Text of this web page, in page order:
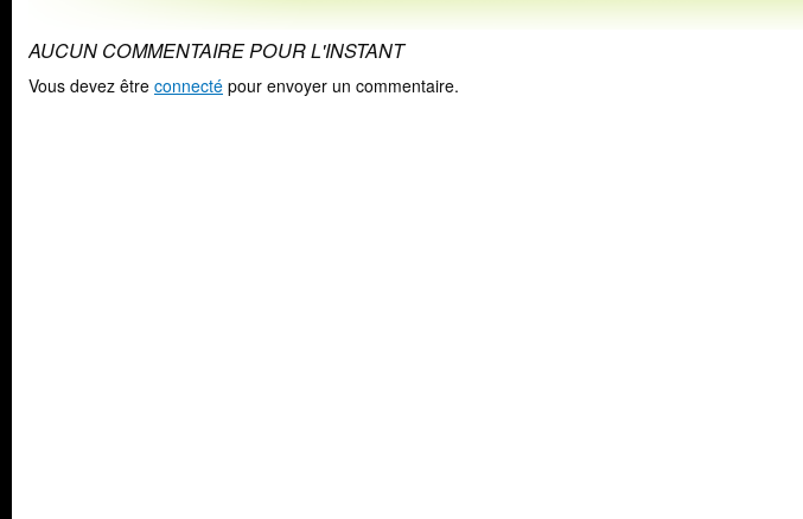
AUCUN COMMENTAIRE POUR L'INSTANT
Vous devez être connecté pour envoyer un commentaire.